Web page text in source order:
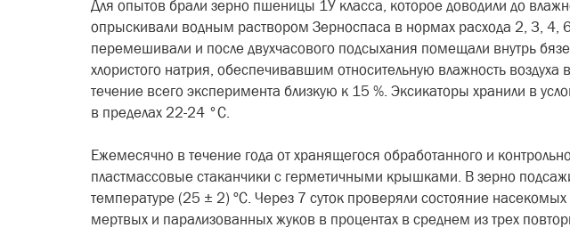
Для опытов брали зерно пшеницы 1У класса, которое доводили до
опрыскивали водным раствором Зерноспаса в нормах расхода 2, 3, 4,
перемешивали и после двухчасового подсыхания помещали внутрь
хлористого натрия, обеспечивавшим относительную влажность
течение всего эксперимента близкую к 15 %. Эксикаторы хранили в
в пределах 22-24 °С.
Ежемесячно в течение года от хранящегося обработанного и
пластмассовые стаканчики с герметичными крышками. В зерно
температуре (25 ± 2) ºС. Через 7 суток проверяли состояние
мертвых и парализованных жуков в процентах в среднем из трех